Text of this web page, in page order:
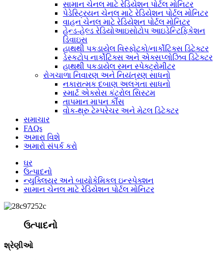
સામાન ચેનલ માટે રેડિયેશન પોર્ટલ મોનિટર
પેડેસ્ટ્રિયન ચેનલ માટે રેડિયેશન પોર્ટલ મોનિટર
વાહન ચેનલ માટે રેડિયેશન પોર્ટલ મોનિટર
હેન્ડ-હેલ્ડ રેડિયોઆઇસોટોપ આઇડેન્ટિફિકેશન
ડિવાઇસ
હાથથી પકડાયેલ વિસ્ફોટકો/નાર્કોટિક્સ ડિટેક્ટર
ડેસ્કટોપ નાર્કોટિક્સ અને એક્સપ્લોઝિવ ડિટેક્ટર
હાથથી પકડાયેલ રમન સ્પેક્ટ્રોમીટર
રોગચાળા નિવારણ અને નિયંત્રણ સાધનો
નકારાત્મક દબાણ અલગતા સાધનો
સ્માર્ટ એક્સેસ કંટ્રોલ સિસ્ટમ
તાપમાન માપન કૌંસ
વોક-થ્રુ ટેમ્પરેચર અને મેટલ ડિટેક્ટર
સમાચાર
FAQs
અમારા વિશે
અમારો સંપર્ક કરો
ઘર
ઉત્પાદનો
ન્યુક્લિયર અને બાયોકેમિકલ ઇન્સ્પેક્શન
સામાન ચેનલ માટે રેડિયેશન પોર્ટલ મોનિટર
ઉત્પાદનો
શ્રેણીઓ